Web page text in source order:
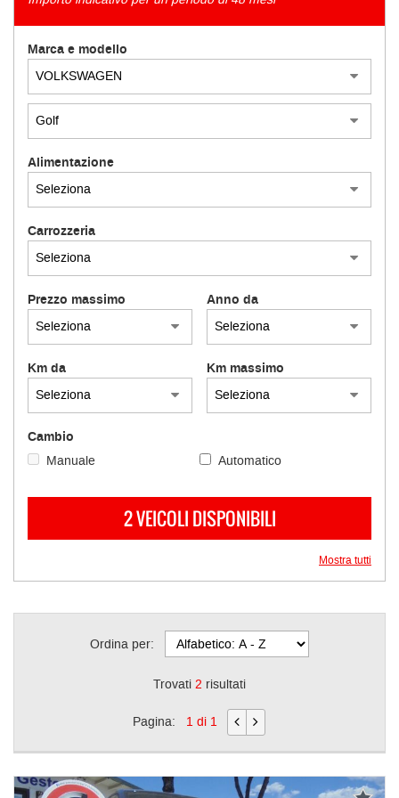
AZIENDA
Marca e modello
Alimentazione
Carrozzeria
Prezzo massimo Anno da
Km da Km massimo
Cambio
Manuale Automatico
2 VEICOLI DISPONIBILI
Mostra tutti
Ordina per:
Trovati 2 risultati
Pagina: 1 di 1
tracciamento
che
adottiamo
per
offrire
le
funzionalità
le
attività
descritte.
Per
ottenere
maggiori
informazioni
sull'utilità
e
sul
funzionamento
questi
strumenti
di
tracciamento
cookie
e